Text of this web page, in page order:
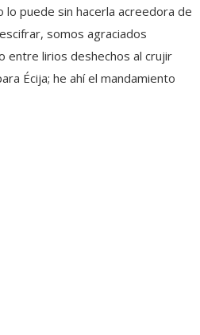
puede sin hacerla acreedora de
somos agraciados
entre lirios deshechos al crujir
Écija; he ahí el mandamiento